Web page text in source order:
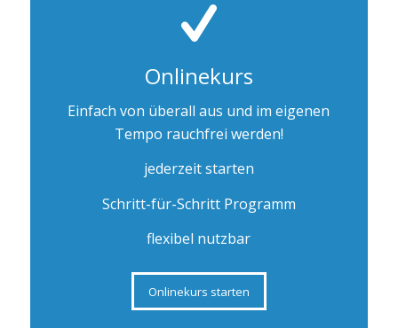
Onlinekurs
Einfach von überall aus und im eigenen
Tempo rauchfrei werden!
jederzeit starten
Schritt-für-Schritt Programm
flexibel nutzbar
Onlinekurs starten